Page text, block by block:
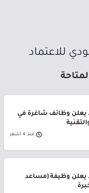
للاعتماد
يعلن وظائف شاغرة في
منذ 4 أشهر
يعلن وظيفة (مساعد